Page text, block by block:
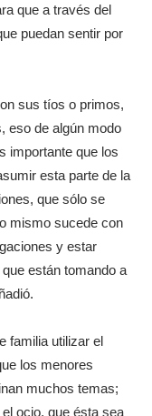
que a través del
puedan sentir por
sus tíos o primos,
eso de algún modo
importante que los
esta parte de la
que sólo se
mismo sucede con
y estar
están tomando a
familia utilizar el
los menores
muchos temas;
ocio, que ésta sea